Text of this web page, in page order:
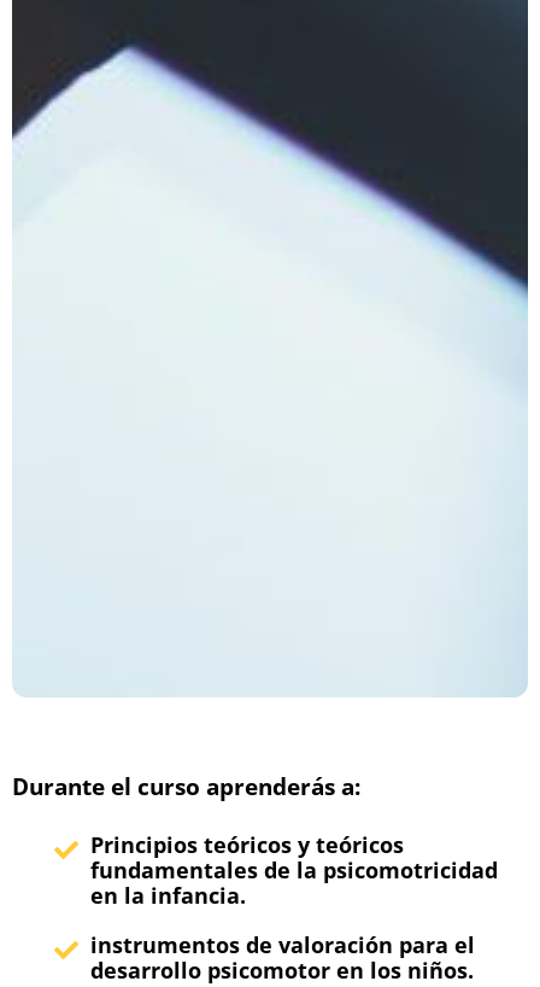
Durante el curso aprenderás a:
Principios teóricos y teóricos
fundamentales de la psicomotricidad
en la infancia.
instrumentos de valoración para el
desarrollo psicomotor en los niños.